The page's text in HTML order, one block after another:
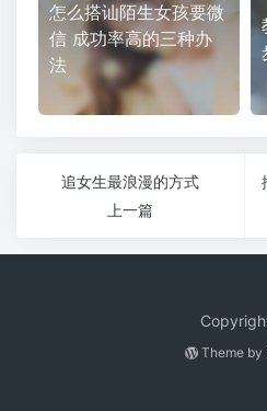
怎么搭讪陌生女孩要微
信 成功率高的三种办
法
追女生最浪漫的方式
上一篇
Theme by